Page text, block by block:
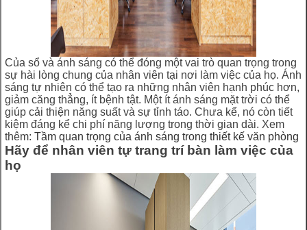
Của sổ và ánh sáng có thể đóng một vai trò quan trọng trong
sự hài lòng chung của nhân viên tại nơi làm việc của họ. Ánh
sáng tự nhiên có thể tạo ra những nhân viên hạnh phúc hơn,
giảm căng thẳng, ít bệnh tật. Một ít ánh sáng mặt trời có thể
giúp cải thiện năng suất và sự tỉnh táo. Chưa kể, nó còn tiết
kiệm đáng kể chi phí năng lượng trong thời gian dài. Xem
thêm: Tầm quan trọng của ánh sáng trong thiết kế văn phòng
Hãy để nhân viên tự trang trí bàn làm việc của
họ